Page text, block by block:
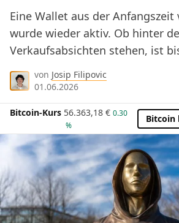
Eine Wallet aus der
wurde wieder aktiv. Ob hinter
Verkaufsabsichten stehen, ist
von Josip Filipovic
01.06.2026
Bitcoin-Kurs 56.363,18 € 0.30
%
Bitcoin